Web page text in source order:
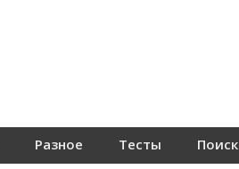
Разное Тесты Поиск